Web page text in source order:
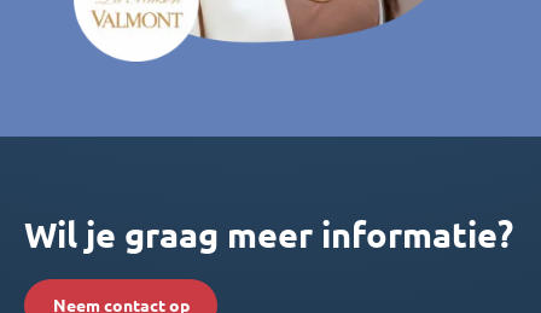
Wil je graag meer informatie?
Neem contact op